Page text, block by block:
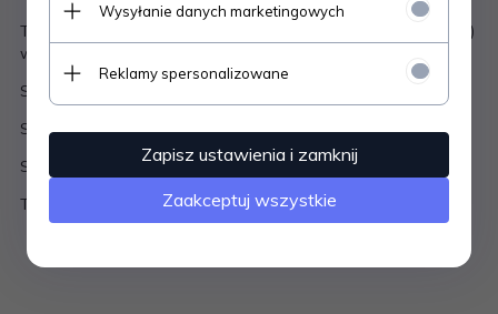
Tuleje do amortyzatorów olejowych (nie dotyczy amort. FOX)
w quadach Polaris:
Sportsman 550/850 2009-2019
Sportsman 1000 2014 -2019
Scrambler 850/1000 2014-2019
Tuleje wykonane z ertalonu i stali nierdzewnej
Wysyłanie danych marketingowych
Reklamy spersonalizowane
Zapisz ustawienia i zamknij
Zaakceptuj wszystkie